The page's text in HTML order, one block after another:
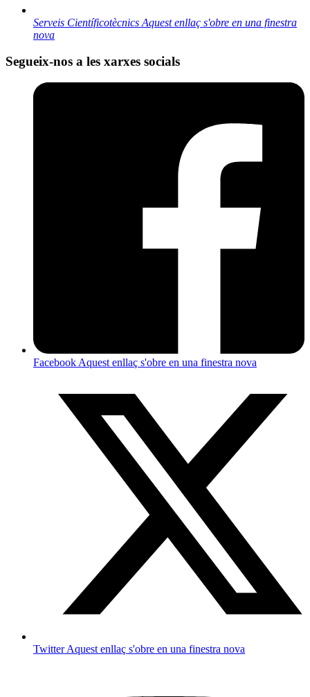
Serveis Científicotècnics Aquest enllaç s'obre en una finestra
nova
Segueix-nos a les xarxes socials
Facebook Aquest enllaç s'obre en una finestra nova
TwitterAquest enllaç s'obre en una finestra nova